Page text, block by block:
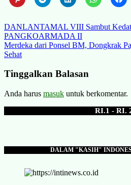
Navigasi
pos
DANLANTAMAL VIII Sambut
PANGKOARMADA II
Merdeka dari Ponsel BM, Dongkrak
Sehat
Tinggalkan Balasan
Anda harus masuk untuk berkomentar.
RI.1 - RI.
DALAM "KASIH"